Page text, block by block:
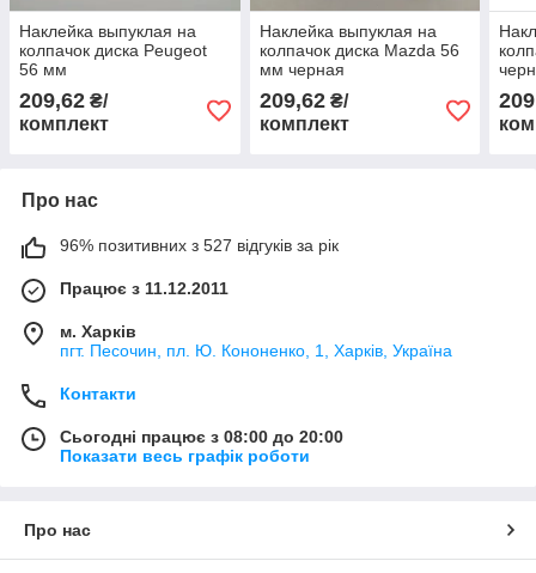
Наклейка выпуклая на
колпачок диска Peugeot
56 мм
209,62 ₴/
комплект
Наклейка выпуклая на
колпачок диска Mazda 56
мм черная
209,62₴/
комплект
Про нас
96% позитивних з 527 відгуків за рік
Працює з 11.12.2011
м. Харків
пгт. Песочин, пл. Ю. Кононенко, 1, Харків, Україна
Контакти
Сьогодні працює з 08:00 до 20:00
Показати весь графік роботи
Про нас